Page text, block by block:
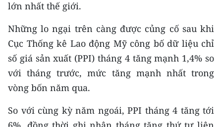
lớn nhất thế giới.
Những lo ngại trên càng được củng cố sau khi
Cục Thống kê Lao động Mỹ công bố dữ liệu chỉ
số giá sản xuất (PPI) tháng 4 tăng mạnh 1,4% so
với tháng trước, mức tăng mạnh nhất trong
vòng bốn năm qua.
So với cùng kỳ năm ngoái, PPI tháng 4 tăng tới